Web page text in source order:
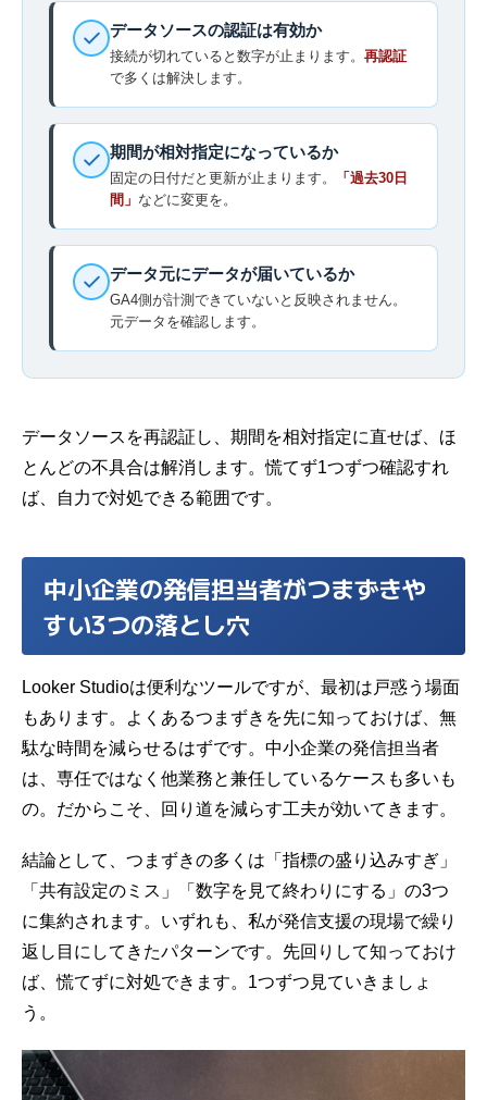
データソースの認証は有効か
接続が切れていると数字が止まります。 再認証
で多くは解決します。
期間が相対指定になっているか
固定の日付だと更新が止まります。
「過去30日
間」 などに変更を。
データ元にデータが届いているか
GA4側が計測できていないと反映されません。
元データを確認します。
データソースを再認証し、期間を相対指定に直せば、ほ
とんどの不具合は解消します。慌てず1つずつ確認すれ
ば、自力で対処できる範囲です。
中小企業の発信担当者がつまずきや
すい3つの落とし穴
Looker Studioは便利なツールですが、最初は戸惑う場面
もあります。よくあるつまずきを先に知っておけば、無
駄な時間を減らせるはずです。中小企業の発信担当者
は、専任ではなく他業務と兼任しているケースも多いも
の。だからこそ、回り道を減らす工夫が効いてきます。
結論として、つまずきの多くは「指標の盛り込みすぎ」
「共有設定のミス」「数字を見て終わりにする」の3つ
に集約されます。いずれも、私が発信支援の現場で繰り
返し目にしてきたパターンです。先回りして知っておけ
ば、慌てずに対処できます。1つずつ見ていきましょ
う。